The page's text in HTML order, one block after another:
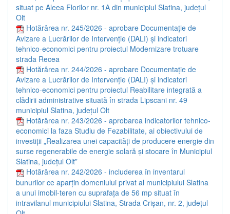
situat pe Aleea Florilor nr. 1A din municipiul Slatina, județul
Olt
Hotărârea nr. 245/2026 - aprobare Documentație de
Avizare a Lucrărilor de Intervenție (DALI) și indicatori
tehnico-economici pentru proiectul Modernizare trotuare
strada Recea
Hotărârea nr. 244/2026 - aprobare Documentație de
Avizare a Lucrărilor de Intervenție (DALI) și indicatori
tehnico-economici pentru proiectul Reabilitare integrată a
clădirii administrative situată în strada Lipscani nr. 49
municipiul Slatina, județul Olt
Hotărârea nr. 243/2026 - aprobarea indicatorilor tehnico-
economici la faza Studiu de Fezabilitate, ai obiectivului de
investiții „Realizarea unei capacități de producere energie din
surse regenerabile de energie solară și stocare în Municipiul
Slatina, județul Olt”
Hotărârea nr. 242/2026 - includerea în inventarul
bunurilor ce aparțin domeniului privat al municipiului Slatina
a unui imobil-teren cu suprafața de 56 mp situat în
intravilanul municipiului Slatina, Strada Crișan, nr. 2, județul